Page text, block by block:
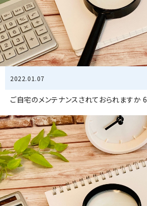
2022.01.07
ご自宅のメンテナンスされておられますか 6